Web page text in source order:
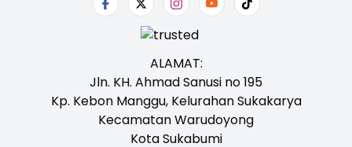
ALAMAT:
Jln. KH. Ahmad Sanusi no 195
Kp. Kebon Manggu, Kelurahan Sukakarya
Kecamatan Warudoyong
Kota Sukabumi